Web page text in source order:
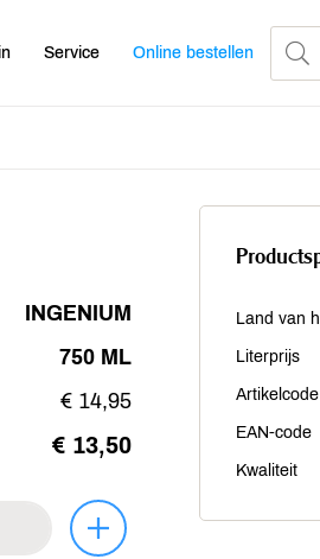
Service Online bestellen
INGENIUM
750 ML
€ 14,95
€ 13,50
Land van
Literprijs
Artikelcode
EAN-code
Kwaliteit